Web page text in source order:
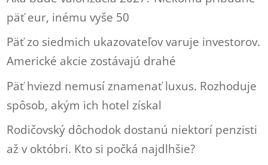
päť eur, inému vyše 50
Päť zo siedmich ukazovateľov varuje investorov.
Americké akcie zostávajú drahé
Päť hviezd nemusí znamenať luxus. Rozhoduje
spôsob, akým ich hotel získal
Rodičovský dôchodok dostanú niektorí penzisti
až v októbri. Kto si počká najdlhšie?